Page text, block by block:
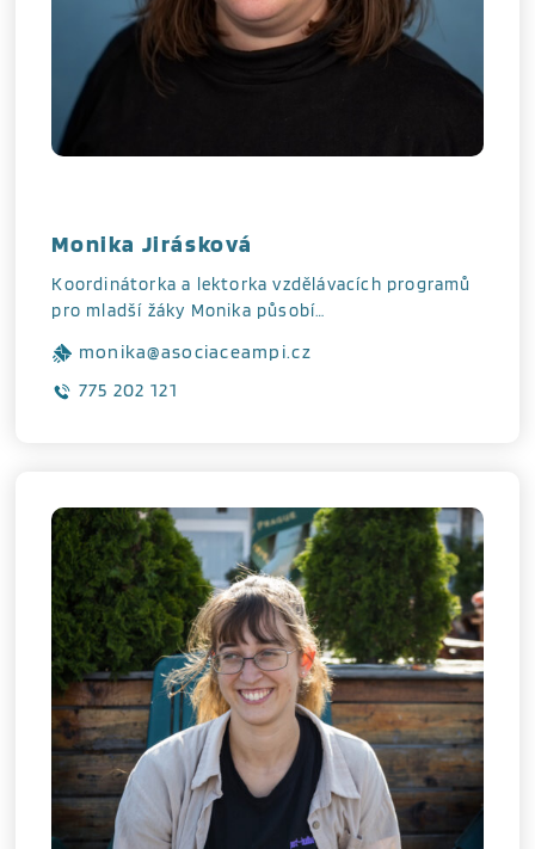
Monika Jirásková
Koordinátorka a lektorka vzdělávacích programů
pro mladší žáky Monika působí…
monika@asociaceampi.cz
775 202 121